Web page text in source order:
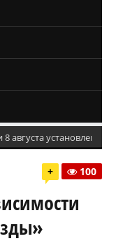
8 августа установлены
+ 100